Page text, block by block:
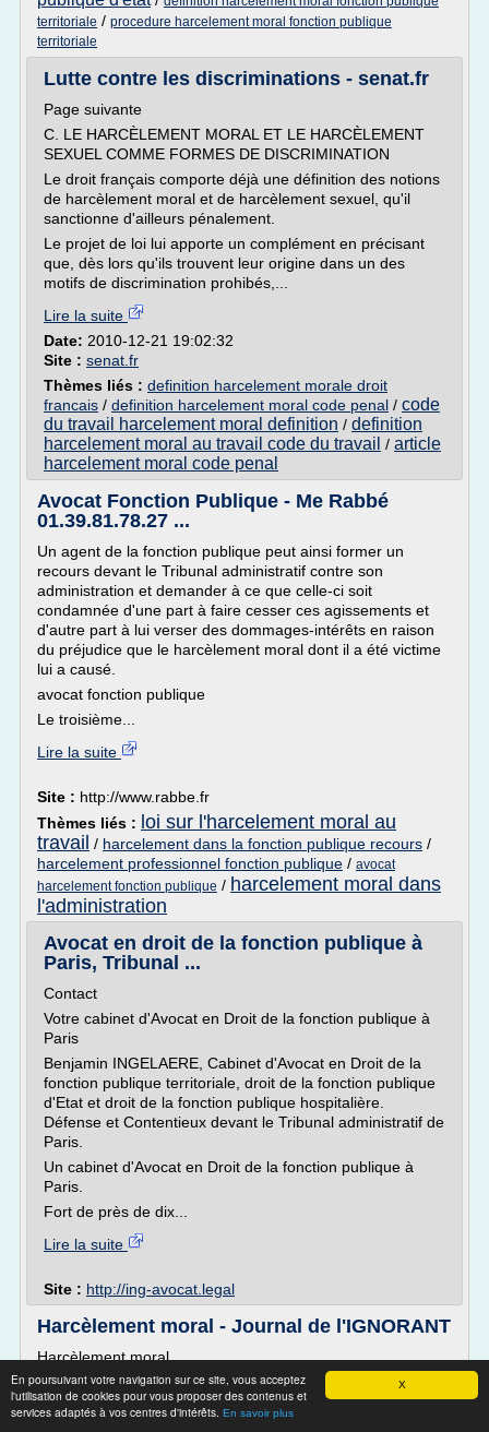
X
En poursuivant votre navigation sur ce site, vous acceptez
l'utilisation de cookies pour vous proposer des contenus et
services adaptés à vos centres d'intérêts. En savoir plus
territoriale / procedure harcelement moral fonction publique
territoriale
Lutte contre les discriminations - senat.fr
Page suivante
C. LE HARCÈLEMENT MORAL ET LE HARCÈLEMENT
SEXUEL COMME FORMES DE DISCRIMINATION
Le droit français comporte déjà une définition des notions
de harcèlement moral et de harcèlement sexuel, qu'il
sanctionne d'ailleurs pénalement.
Le projet de loi lui apporte un complément en précisant
que, dès lors qu'ils trouvent leur origine dans un des
motifs de discrimination prohibés,...
Lire la suite
Date: 2010-12-21 19:02:32
Site : senat.fr
Thèmes liés : definition harcelement morale droit
francais / definition harcelement moral code penal / code
du travail harcelement moral definition / definition
harcelement moral au travail code du travail / article
harcelement moral code penal
Avocat Fonction Publique - Me Rabbé
01.39.81.78.27 ...
Un agent de la fonction publique peut ainsi former un
recours devant le Tribunal administratif contre son
administration et demander à ce que celle-ci soit
condamnée d'une part à faire cesser ces agissements et
d'autre part à lui verser des dommages-intérêts en raison
du préjudice que le harcèlement moral dont il a été victime
lui a causé.
avocat fonction publique
Le troisième...
Lire la suite
Site : http://www.rabbe.fr
Thèmes liés : loi sur l'harcelement moral au
travail / harcelement dans la fonction publique recours /
harcelement professionnel fonction publique / avocat
harcelement fonction publique / harcelement moral dans
l'administration
Avocat en droit de la fonction publique à
Paris, Tribunal ...
Contact
Votre cabinet d'Avocat en Droit de la fonction publique à
Paris
Benjamin INGELAERE, Cabinet d'Avocat en Droit de la
fonction publique territoriale, droit de la fonction publique
d'Etat et droit de la fonction publique hospitalière.
Défense et Contentieux devant le Tribunal administratif de
Paris.
Un cabinet d'Avocat en Droit de la fonction publique à
Paris.
Fort de près de dix...
Lire la suite
Site : http://ing-avocat.legal
Harcèlement moral - Journal de l'IGNORANT
Harcèlement moral
Le harcèlement moral est une